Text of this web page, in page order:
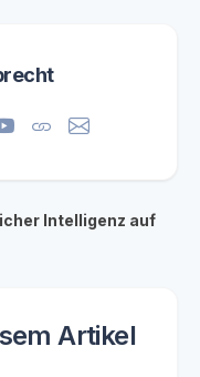
Intelligenz auf
Artikel